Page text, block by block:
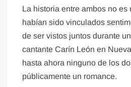
La historia entre ambos no es
habían sido vinculados
de ser vistos juntos durante
cantante Carín León en
hasta ahora ninguno de los
públicamente un romance.